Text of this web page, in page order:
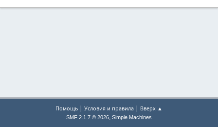
Помощь | Условия и правила | Вверх ▲
SMF 2.1.7 © 2026, Simple Machines